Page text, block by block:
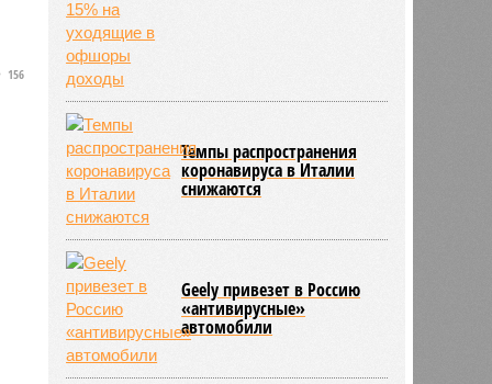
156
Темпы распространения
коронавируса в Италии
снижаются
Geely привезет в Россию
«антивирусные»
автомобили